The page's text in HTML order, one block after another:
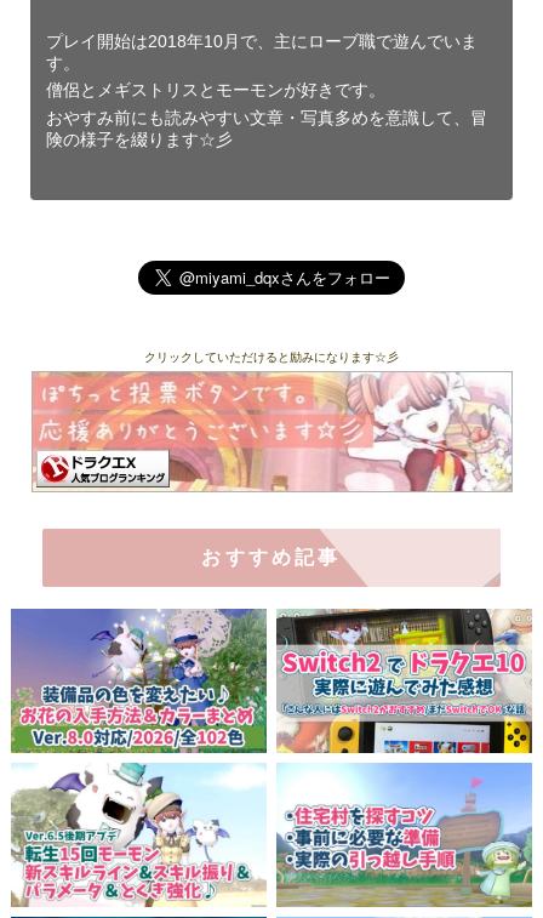
プレイ開始は2018年10月で、主にローブ職で遊んでいま
す。
僧侶とメギストリスとモーモンが好きです。
おやすみ前にも読みやすい文章・写真多めを意識して、冒
険の様子を綴ります☆彡
クリックしていただけると励みになります☆彡
おすすめ記事